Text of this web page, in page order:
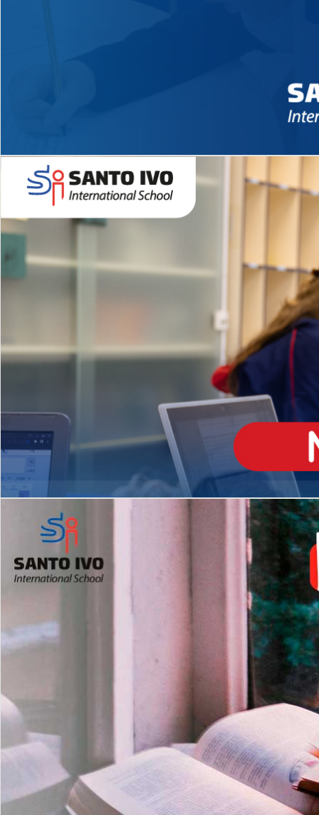
Novidades 2026 High School
Matrículas Abertas 2026
EDUCAÇÃO INFANTIL
Inglês todos os dias
MÉDIO
igh School
Dupla Diplomação
2º AO 5º ANO FUNDAMENTAL
es
Com imersão Bilingue - Anos
Finais
6º AO 9º ANO FUNDAMENTAL
Inglês: Turmas Reduzidas
(Proficiência)